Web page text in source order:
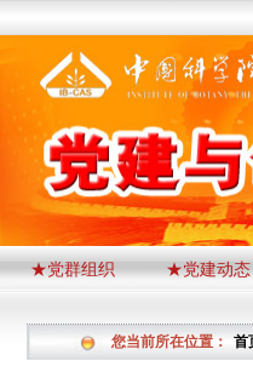
★党群组织 ★党建动态
您当前所在位置： 首